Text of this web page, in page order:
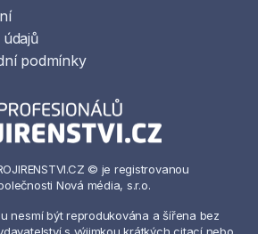
podmínky
© je registrovanou
Nová média, s.r.o.
nesmí být reprodukována a šířena bez